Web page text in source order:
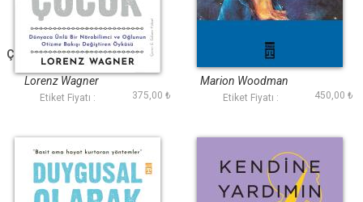
Çok Hisseden Çocuk
Lorenz Wagner
Etiket Fiyatı : 375,00 ₺
Yaralı Damat
Marion Woodman
Etiket Fiyatı : 450,00 ₺